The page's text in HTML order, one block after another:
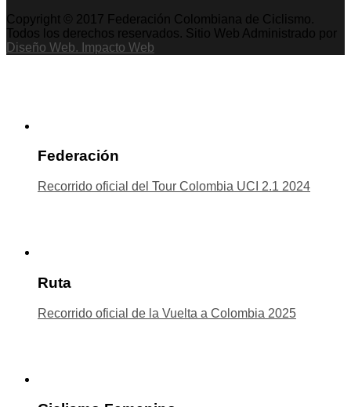
Copyright © 2017 Federación Colombiana de Ciclismo.
Todos los derechos reservados. Sitio Web Administrado por
Diseño Web. Impacto Web
Federación
Recorrido oficial del Tour Colombia UCI 2.1 2024
Ruta
Recorrido oficial de la Vuelta a Colombia 2025